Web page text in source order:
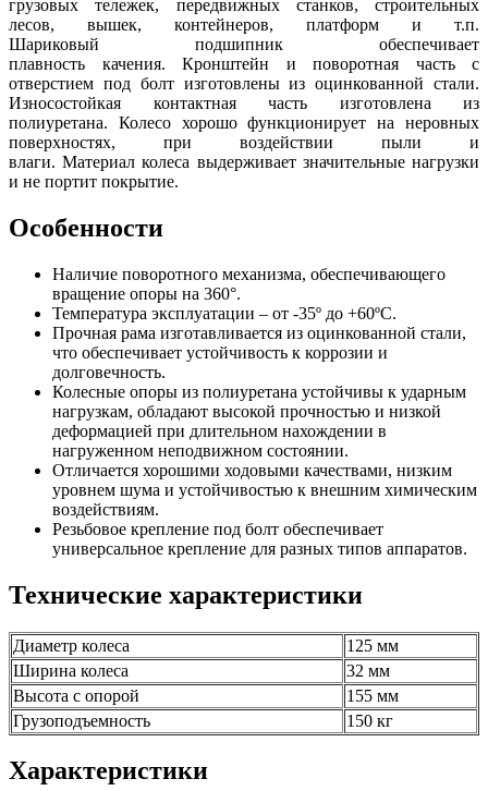
грузовых тележек, передвижных станков, строительных
лесов, вышек, контейнеров, платформ и т.п.
Шариковый подшипник обеспечивает
плавность качения. Кронштейн и поворотная часть с
отверстием под болт изготовлены из оцинкованной стали.
Износостойкая контактная часть изготовлена из
полиуретана. Колесо хорошо функционирует на неровных
поверхностях, при воздействии пыли и
влаги. Материал колеса выдерживает значительные нагрузки
и не портит покрытие.
Особенности
Наличие поворотного механизма, обеспечивающего
вращение опоры на 360°.
Температура эксплуатации – от -35º до +60ºC.
Прочная рама изготавливается из оцинкованной стали,
что обеспечивает устойчивость к коррозии и
долговечность.
Колесные опоры из полиуретана устойчивы к ударным
нагрузкам, обладают высокой прочностью и низкой
деформацией при длительном нахождении в
нагруженном неподвижном состоянии.
Отличается хорошими ходовыми качествами, низким
уровнем шума и устойчивостью к внешним химическим
воздействиям.
Резьбовое крепление под болт обеспечивает
универсальное крепление для разных типов аппаратов.
Технические характеристики
Диаметр колеса
125 мм
Ширина колеса
32 мм
Высота с опорой
155 мм
Грузоподъемность
150 кг
Характеристики